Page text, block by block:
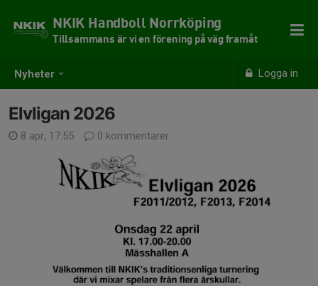
Nyheter Logga in
NKIK Handboll Norrköping
Tillsammans är vi en förening på väg framåt
Elvligan 2026
8 apr, 17:55 0 kommentarer